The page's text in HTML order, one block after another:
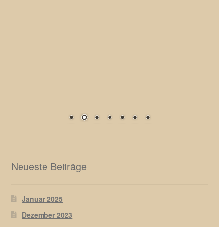
Neueste Beiträge
Januar 2025
Dezember 2023